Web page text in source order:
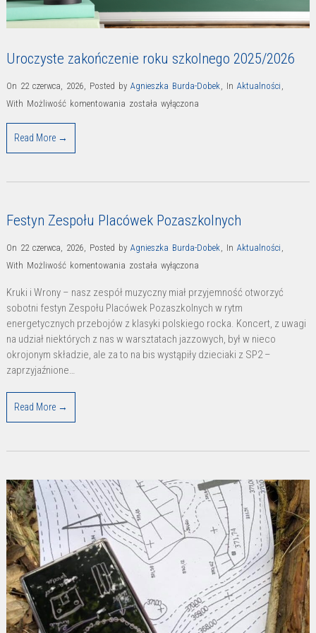
Uroczyste zakończenie roku szkolnego 2025/2026
On 22 czerwca, 2026 Posted by Agnieszka Burda-Dobek In Aktualności
With Możliwość komentowania Uroczyste
została wyłączona
Read More →
Festyn Zespołu Placówek Pozaszkolnych
On 22 czerwca, 2026 Posted by Agnieszka Burda-Dobek In Aktualności
With Możliwość komentowania Festyn
Placówek
Pozaszkolnych
została wyłączona
Kruki i Wrony – nasz zespół muzyczny miał przyjemność otworzyć
sobotni festyn Zespołu Placówek Pozaszkolnych w rytm
energetycznych przebojów z klasyki polskiego rocka. Koncert, z uwagi
na udział niektórych z nas w warsztatach jazzowych, był w nieco
okrojonym składzie, ale za to na bis wystąpiły dzieciaki z SP2 –
zaprzyjaźnione…
Read More →